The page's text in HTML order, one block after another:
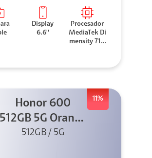
Display
6.6''
Procesador
MediaTek Di
mensity 710
11%
Honor 600
512GB 5G Orange
+ Clip 2
512GB / 5G